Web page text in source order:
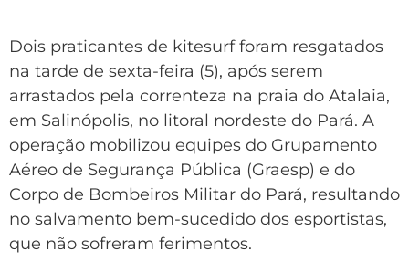
Dois praticantes de kitesurf foram resgatados
na tarde de sexta-feira (5), após serem
arrastados pela correnteza na praia do Atalaia,
em Salinópolis, no litoral nordeste do Pará. A
operação mobilizou equipes do Grupamento
Aéreo de Segurança Pública (Graesp) e do
Corpo de Bombeiros Militar do Pará, resultando
no salvamento bem-sucedido dos esportistas,
que não sofreram ferimentos.